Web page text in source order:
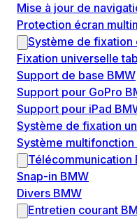
Mise à jour de
Protection écran
Système de
Fixation universelle
Support de base BMW
Support pour GoPro
Support pour iPad
Système de fixation
Système
Télécommunication
Snap-in BMW
Divers BMW
Entretien courant